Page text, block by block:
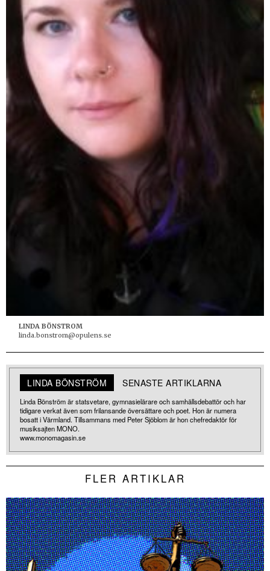
LINDA BÖNSTROM
linda.bonstrom@opulens.se
LINDA BÖNSTRÖM SENASTE ARTIKLARNA
Linda Bönström är statsvetare, gymnasielärare och samhällsdebattör och har
tidigare verkat även som frilansande översättare och poet. Hon är numera
bosatt i Värmland. Tillsammans med Peter Sjöblom är hon chefredaktör för
musiksajten MONO.
www.monomagasin.se
FLER ARTIKLAR